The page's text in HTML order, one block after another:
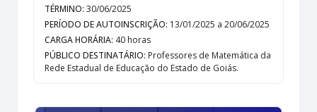
TÉRMINO:30/06/2025
PERÍODO DE AUTOINSCRIÇÃO: 13/01/2025 a 20/06/2025
CARGA HORÁRIA: 40 horas
PÚBLICO DESTINATÁRIO: Professores de Matemática da
Rede Estadual de Educação do Estado de Goiás.